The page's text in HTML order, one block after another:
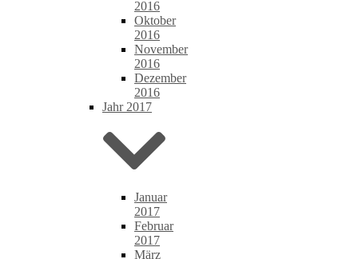
2016
Oktober
2016
November
2016
Dezember
2016
Jahr 2017
Januar
2017
Februar
2017
März